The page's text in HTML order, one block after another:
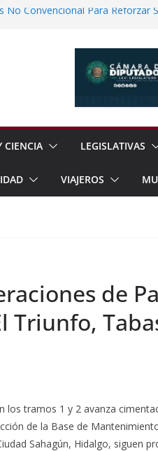
No Convencional Para Reforzar
Prestaciones de Trabajadores
de Cigarrillos Apócrifos
CIENCIA LEGISLATIVAS
VIAJEROS
de
Triunfo,
los tramos 1 y 2 avanza
de la Base de
Sahagún, Hidalgo, siguen